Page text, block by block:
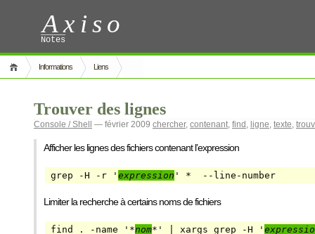
Axiso
Notes
Informations Liens
Trouver des lignes
Console / Shell — février 2009 chercher, contenant, find , ligne, texte,
Afficher les lignes des fichiers contenant l’expression
grep -H -r ' expression ' *  --line-number
Limiter la recherche à certains noms de fichiers
find . -name '*nom*' | xargs grep -H '